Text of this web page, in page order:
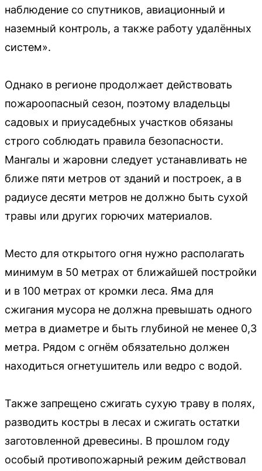
наблюдение со спутников, авиационный и
наземный контроль, а также работу удалённых
систем».
Однако в регионе продолжает действовать
пожароопасный сезон, поэтому владельцы
садовых и приусадебных участков обязаны
строго соблюдать правила безопасности.
Мангалы и жаровни следует устанавливать не
ближе пяти метров от зданий и построек, а в
радиусе десяти метров не должно быть сухой
травы или других горючих материалов.
Место для открытого огня нужно располагать
минимум в 50 метрах от ближайшей постройки
и в 100 метрах от кромки леса. Яма для
сжигания мусора не должна превышать одного
метра в диаметре и быть глубиной не менее 0,3
метра. Рядом с огнём обязательно должен
находиться огнетушитель или ведро с водой.
Также запрещено сжигать сухую траву в полях,
разводить костры в лесах и сжигать остатки
заготовленной древесины. В прошлом году
особый противопожарный режим действовал